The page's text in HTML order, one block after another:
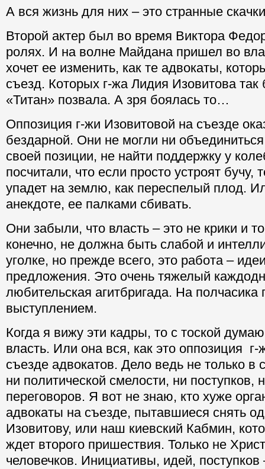
А вся жизнь для них – это странные
Второй актер был во время Виктора
ролях. И на волне Майдана пришел во
хочет ее изменить, как те адвокаты,
съезд. Которых г-жа Лидия Изовитова так
«Титан» позвала. А зря боялась то…
Оппозиция г-жи Изовитовой на съезде
бездарной. Они не могли ни
своей позиции, не найти поддержку у
посчитали, что если просто устроят бучу,
упадет на землю, как переспелый плод.
анекдоте, ее палками сбивать.
Они забыли, что власть – это не крики и
конечно, не должна быть слабой и
уголке, но прежде всего, это работа –
предложения. Это очень тяжелый
любительская агитбригада. На полчасика
выступлением.
Когда я вижу эти кадры, то с тоской
власть. Или она вся, как это оппозиция
съезде адвокатов. Дело ведь не только в
ни политической смелости, ни поступков,
переговоров. Я вот не знаю, кто хуже
адвокаты на съезде, пытавшиеся снять
Изовитову, или наш киевский Кабмин,
ждет второго пришествия. Только не
человечков. Инициативы, идей, поступков